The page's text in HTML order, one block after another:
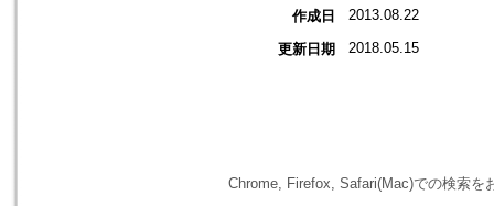
作成日 2013.08.22
更新日期 2018.05.15
Chrome, Firefox, Safari(Mac)での検索を